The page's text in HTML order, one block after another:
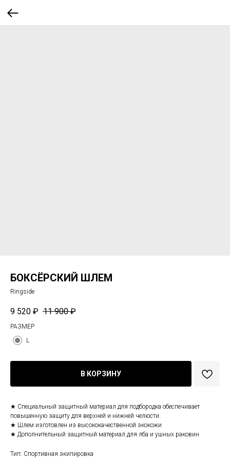
БОКСЁРСКИЙ ШЛЕМ
Ringside
9 520 ₽ 11 900 ₽
РАЗМЕР
L
В КОРЗИНУ
★ Специальный защитный материал для подбородка обеспечивает
повышенную защиту для верхней и нижней челюсти.
★ Шлем изготовлен из высококачественной экокожи
★ Дополнительный защитный материал для лба и ушных раковин
Тип: Спортивная экипировка